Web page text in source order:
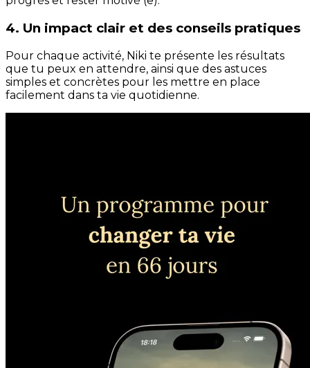
4. Un impact clair et des conseils pratiques
Pour chaque activité, Niki te présente les résultats
que tu peux en attendre, ainsi que des astuces
simples et concrètes pour les mettre en place
facilement dans ta vie quotidienne.